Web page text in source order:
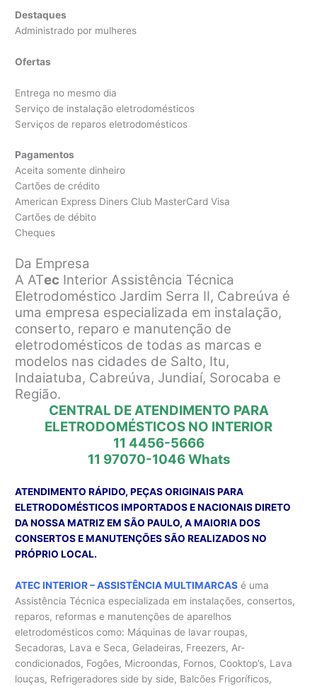
Destaques
Administrado por mulheres
Ofertas
Entrega no mesmo dia
Serviço de instalação eletrodomésticos
Serviços de reparos eletrodomésticos
Pagamentos
Aceita somente dinheiro
Cartões de crédito
American Express Diners Club MasterCard Visa
Cartões de débito
Cheques
Da Empresa
A ATec Interior Assistência Técnica
Eletrodoméstico Jardim Serra II, Cabreúva é
uma empresa especializada em instalação,
conserto, reparo e manutenção de
eletrodomésticos de todas as marcas e
modelos nas cidades de Salto, Itu,
Indaiatuba, Cabreúva, Jundiaí, Sorocaba e
Região.
CENTRAL DE ATENDIMENTO PARA
ELETRODOMÉSTICOS NO INTERIOR
11 4456-5666
11 97070-1046Whats
ATENDIMENTO RÁPIDO, PEÇAS ORIGINAIS PARA
ELETRODOMÉSTICOS IMPORTADOS E NACIONAIS DIRETO
DA NOSSA MATRIZ EM SÃO PAULO, A MAIORIA DOS
CONSERTOS E MANUTENÇÕES SÃO REALIZADOS NO
PRÓPRIO LOCAL.
ATEC INTERIOR – ASSISTÊNCIA MULTIMARCAS é uma
Assistência Técnica especializada em instalações, consertos,
reparos, reformas e manutenções de aparelhos
eletrodomésticos como: Máquinas de lavar roupas,
Secadoras, Lava e Seca, Geladeiras, Freezers, Ar-
condicionados, Fogões, Microondas, Fornos, Cooktop’s, Lava
louças, Refrigeradores side by side, Balcões Frigoríficos,